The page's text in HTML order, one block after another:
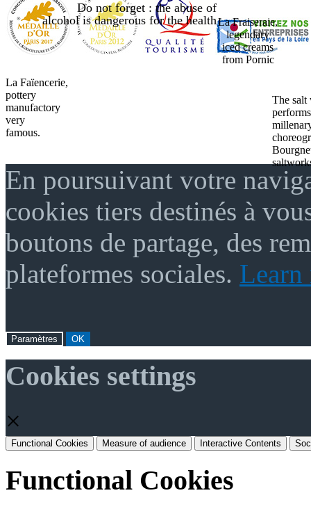
Do not forget : the abuse of
alcohol is dangerous for the healthLa Fraiseraie,
legendary
iced creams
from Pornic
La Faïencerie,
pottery
manufactory
very
famous.
The salt
En poursuivant votre
cookies tiers destinés à
boutons de partage, des
plateformes sociales. Learn
Paramètres OK
Cookies settings
×
Functional Cookies Measure of audience Interactive Contents
Functional Cookies